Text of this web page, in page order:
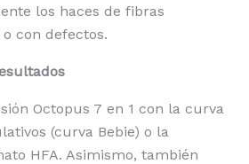
los haces de fibras
con defectos.
Octopus 7 en 1 con la curva
(curva Bebie) o la
HFA. Asimismo, también